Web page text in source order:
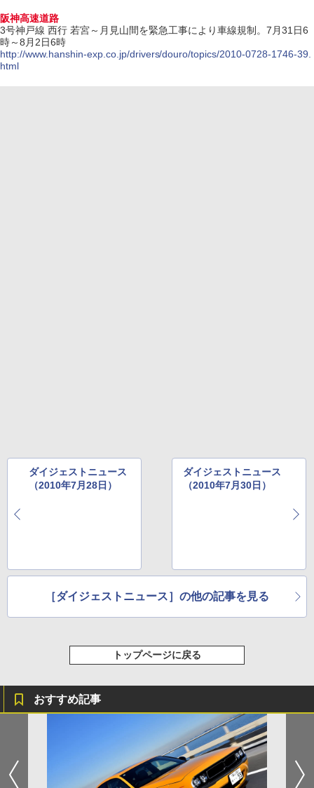
阪神高速道路
3号神戸線 西行 若宮～月見山間を緊急工事により車線規制。7月31日6
時～8月2日6時
http://www.hanshin-exp.co.jp/drivers/douro/topics/2010-0728-1746-39.
html
ダイジェストニュース
（2010年7月28日）
ダイジェストニュース
（2010年7月30日）
［ダイジェストニュース］の他の記事を見る
トップページに戻る
おすすめ記事